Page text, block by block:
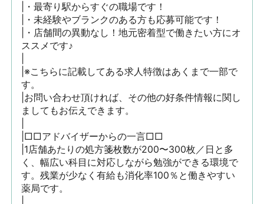
|・最寄り駅からすぐの職場です！
|・未経験やブランクのある方も応募可能です！
|・店舗間の異動なし！地元密着型で働きたい方にオ
ススメです♪
|※こちらに記載してある求人特徴はあくまで一部で
す。
|お問い合わせ頂ければ、その他の好条件情報に関し
ましてもお伝えできます。
|□□アドバイザーからの一言□□
|1店舗あたりの処方箋枚数が200〜300枚／日と多
く、幅広い科目に対応しながら勉強ができる環境で
す。残業が少なく有給も消化率100％と働きやすい
薬局です。